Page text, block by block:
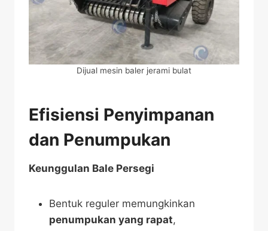
Dijual mesin baler jerami bulat
Efisiensi Penyimpanan
dan Penumpukan
Keunggulan Bale Persegi
Bentuk reguler memungkinkan
penumpukan yang rapat,